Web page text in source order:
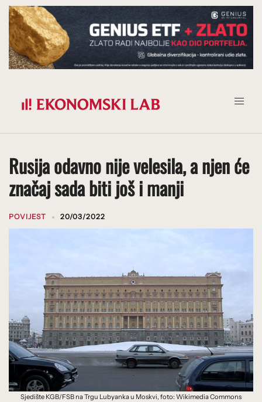
Prijeđi
na
sadržaj
Rusija odavno nije velesila, a njen će
značaj sada biti još i manji
POVIJEST 20/03/2022
Sjedište KGB/FSB na Trgu Lubyanka u Moskvi, foto: Wikimedia Commons